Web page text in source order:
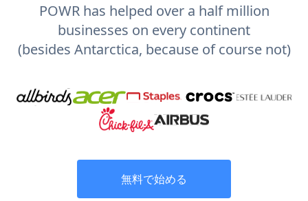
POWR has helped over a half million
businesses on every continent
(besides Antarctica, because of course not)
無料で始める